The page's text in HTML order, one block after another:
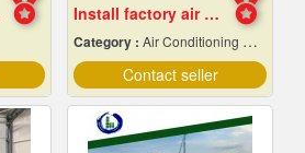
Install factory air conditioning system
Category : Air Conditioning Contractors
Contact seller